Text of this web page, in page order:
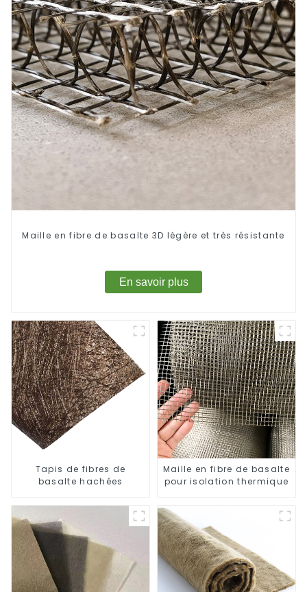
Maille en fibre de basalte 3D légère et très résistante
En savoir plus
Tapis de fibres de
basalte hachées
Maille en fibre de basalte
pour isolation thermique